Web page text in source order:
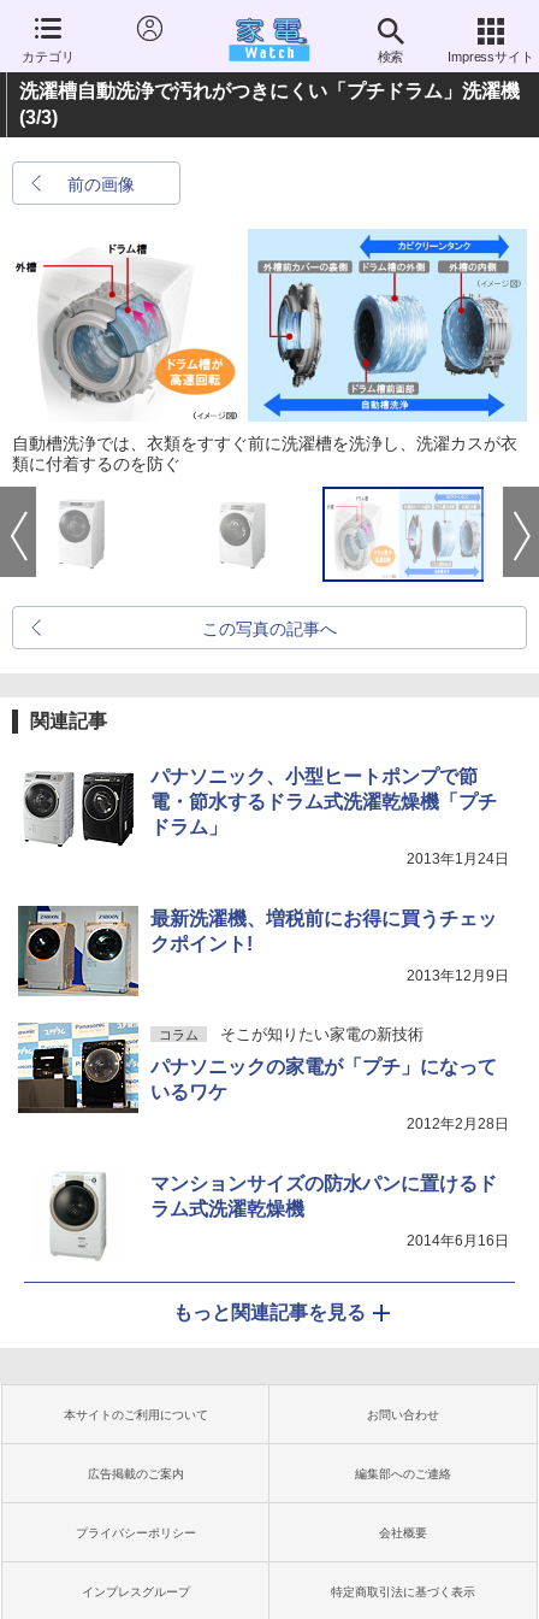
カテゴリ 検索 Impressサイト
洗濯槽自動洗浄で汚れがつきにくい「プチドラム」洗濯機
(3/3)
前の画像
自動槽洗浄では、衣類をすすぐ前に洗濯槽を洗浄し、洗濯カスが衣
類に付着するのを防ぐ
この写真の記事へ
関連記事
パナソニック、小型ヒートポンプで節
電・節水するドラム式洗濯乾燥機「プチ
ドラム」
2013年1月24日
最新洗濯機、増税前にお得に買うチェッ
クポイント!
2013年12月9日
コラム そこが知りたい家電の新技術
パナソニックの家電が「プチ」になって
いるワケ
2012年2月28日
マンションサイズの防水パンに置けるド
ラム式洗濯乾燥機
2014年6月16日
もっと関連記事を見る
本サイトのご利用について お問い合わせ
広告掲載のご案内 編集部へのご連絡
プライバシーポリシー 会社概要
インプレスグループ 特定商取引法に基づく表示